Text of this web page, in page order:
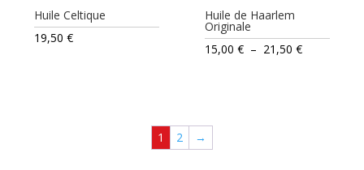
Huile Celtique
19,50€
Huile de Haarlem
Originale
15,00€ – 21,50€Plage
1 2 →